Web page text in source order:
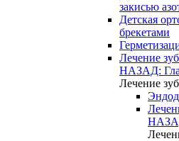
закисью
Детская
брекетами
Лечение
НАЗАД:
Лечение